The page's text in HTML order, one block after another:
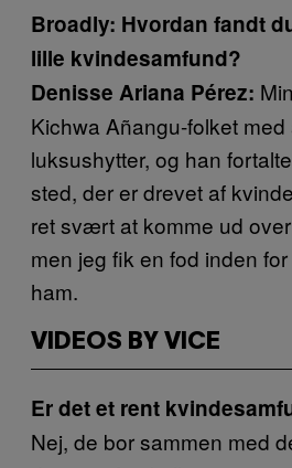
Broadly: Hvordan fandt
lille kvindesamfund?
Denisse Ariana Pérez:
Kichwa Añangu-folket
luksushytter, og han
sted, der er drevet af
ret svært at komme ud
men jeg fik en fod inden
ham.
VIDEOS BY VICE
Er det et rent
Nej, de bor sammen med